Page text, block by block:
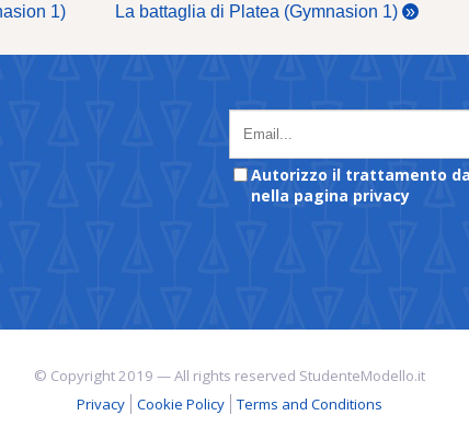
1) La battaglia di Platea (Gymnasion 1)»
Autorizzo il trattamento
nella pagina privacy
© Copyright 2019 — All rights reserved StudenteModello.it
Privacy
Cookie Policy Terms and Conditions